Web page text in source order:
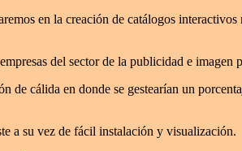
en la creación de catálogos interactivos
del sector de la publicidad e imagen
de cálida en donde se gestearían un
a su vez de fácil instalación y visualización.